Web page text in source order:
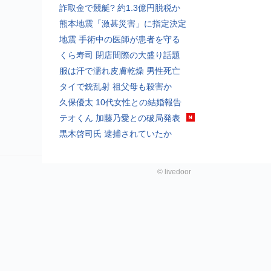
詐取金で競艇? 約1.3億円脱税か
熊本地震「激甚災害」に指定決定
地震 手術中の医師が患者を守る
くら寿司 閉店間際の大盛り話題
服は汗で濡れ皮膚乾燥 男性死亡
タイで銃乱射 祖父母も殺害か
久保優太 10代女性との結婚報告
テオくん 加藤乃愛との破局発表
黒木啓司氏 逮捕されていたか
© livedoor